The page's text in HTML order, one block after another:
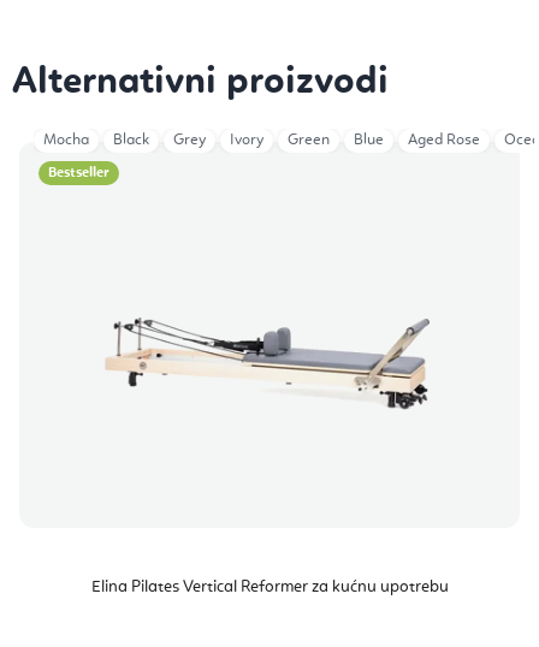
Bestseller
Elina Pilates Vertical Reformer za kućnu upotrebu
Mocha Black Grey Ivory Green Blue Aged Rose